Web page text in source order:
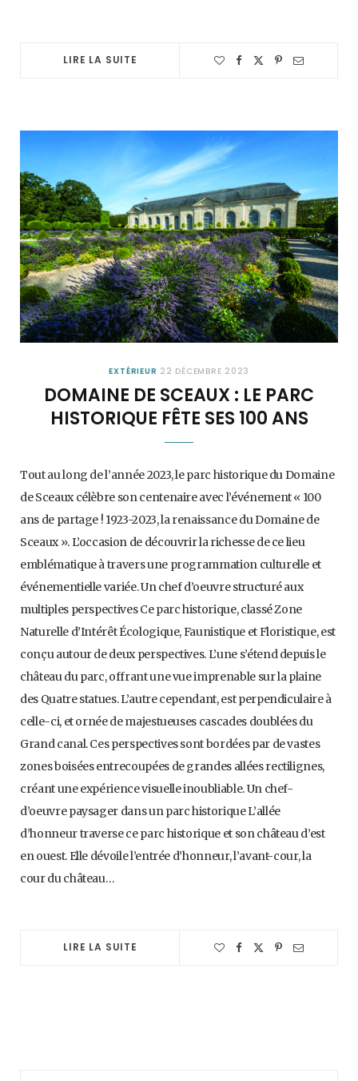
LIRE LA SUITE
EXTÉRIEUR 22 DÉCEMBRE 2023
DOMAINE DE SCEAUX : LE PARC
HISTORIQUE FÊTE SES 100 ANS
Tout au long de l’année 2023, le parc historique du Domaine
de Sceaux célèbre son centenaire avec l’événement « 100
ans de partage ! 1923-2023, la renaissance du Domaine de
Sceaux ». L’occasion de découvrir la richesse de ce lieu
emblématique à travers une programmation culturelle et
événementielle variée. Un chef d’oeuvre structuré aux
multiples perspectives Ce parc historique, classé Zone
Naturelle d’Intérêt Écologique, Faunistique et Floristique, est
conçu autour de deux perspectives. L’une s’étend depuis le
château du parc, offrant une vue imprenable sur la plaine
des Quatre statues. L’autre cependant, est perpendiculaire à
celle-ci, et ornée de majestueuses cascades doublées du
Grand canal. Ces perspectives sont bordées par de vastes
zones boisées entrecoupées de grandes allées rectilignes,
créant une expérience visuelle inoubliable. Un chef-
d’oeuvre paysager dans un parc historique L’allée
d’honneur traverse ce parc historique et son château d’est
en ouest. Elle dévoile l’entrée d’honneur, l’avant-cour, la
cour du château…
LIRE LA SUITE